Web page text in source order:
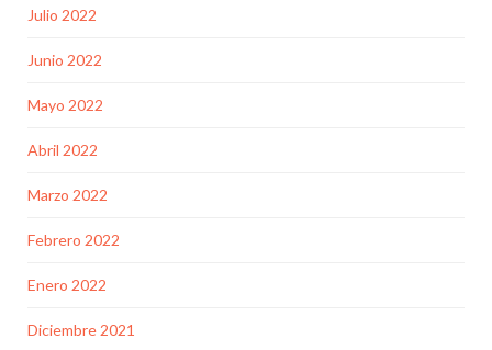
Julio 2022
Junio 2022
Mayo 2022
Abril 2022
Marzo 2022
Febrero 2022
Enero 2022
Diciembre 2021